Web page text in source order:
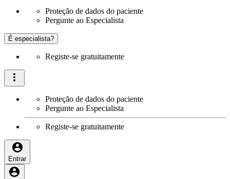
Proteção de dados do paciente
Pergunte ao Especialista
É especialista?
Registe-se gratuitamente
Proteção de dados do paciente
Pergunte ao Especialista
Registe-se gratuitamente
Entrar